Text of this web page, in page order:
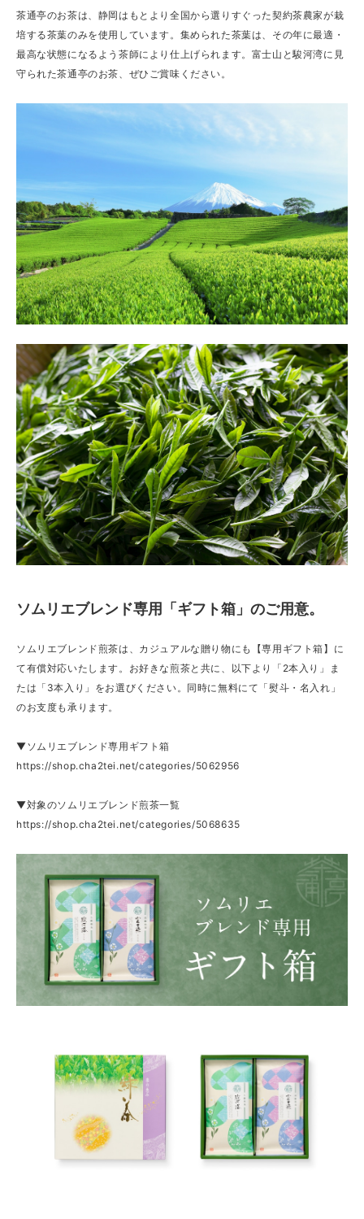
茶通亭のお茶は、静岡はもとより全国から選りすぐった契約茶農家が栽
培する茶葉のみを使用しています。集められた茶葉は、その年に最適・
最高な状態になるよう茶師により仕上げられます。富士山と駿河湾に見
守られた茶通亭のお茶、ぜひご賞味ください。
ソムリエブレンド専用「ギフト箱」のご用意。
ソムリエブレンド煎茶は、カジュアルな贈り物にも【専用ギフト箱】に
て有償対応いたします。お好きな煎茶と共に、以下より「2本入り」ま
たは「3本入り」をお選びください。同時に無料にて「熨斗・名入れ」
のお支度も承ります。
▼ソムリエブレンド専用ギフト箱
https://shop.cha2tei.net/categories/5062956
▼対象のソムリエブレンド煎茶一覧
https://shop.cha2tei.net/categories/5068635